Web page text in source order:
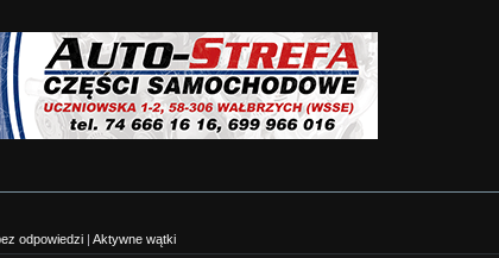
odpowiedzi | Aktywne wątki